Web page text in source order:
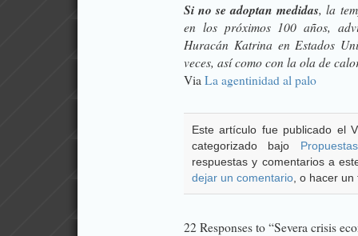
Si no se adoptan medidas, la
en los próximos 100 años,
Huracán Katrina en Estados
veces, así como con la ola de
Via La agentinidad al palo
Este artículo fue publicado el
categorizado bajo Propuestas
respuestas y comentarios a
dejar un comentario , o hacer
22 Responses to “Severa crisis